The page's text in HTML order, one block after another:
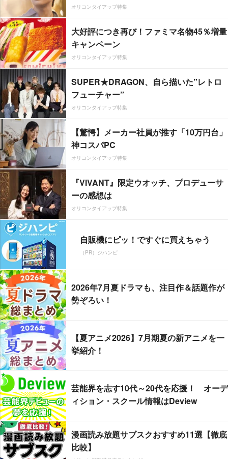
オリコンタイアップ特集
大好評につき再び！ファミマ名物45％増量
キャンペーン
オリコンタイアップ特集
SUPER★DRAGON、自ら描いた”レトロ
フューチャー”
オリコンタイアップ特集
【驚愕】メーカー社員が推す「10万円台」
神コスパPC
オリコンタイアップ特集
『VIVANT』限定ウオッチ、プロデューサ
ーの感想は
オリコンタイアップ特集
自販機にピッ！ですぐに買えちゃう
（PR）ジハンピ
2026年7月夏ドラマも、注目作＆話題作が
勢ぞろい！
【夏アニメ2026】7月期夏の新アニメを一
挙紹介！
芸能界を志す10代～20代を応援！ オーデ
ィション・スクール情報はDeview
漫画読み放題サブスクおすすめ11選【徹底
比較】